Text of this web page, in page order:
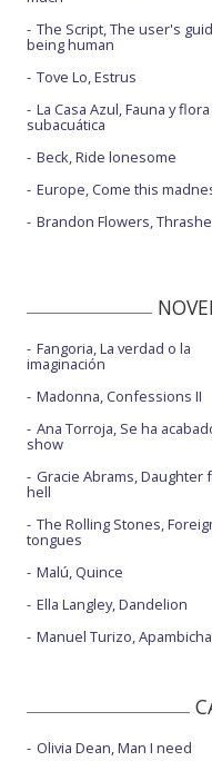
The Script, The user's
being human
Tove Lo, Estrus
La Casa Azul, Fauna y flora
subacuática
Beck, Ride lonesome
Europe, Come this
Brandon Flowers,
Fangoria, La verdad o la
imaginación
Madonna, Confessions II
Ana Torroja, Se ha
show
Gracie Abrams, Daughter
hell
The Rolling Stones,
tongues
Malú, Quince
Ella Langley, Dandelion
Manuel Turizo,
Olivia Dean, Man I need